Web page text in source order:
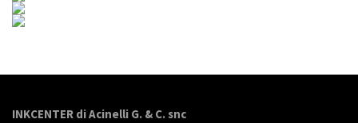
INKCENTER di Acinelli G. & C. snc